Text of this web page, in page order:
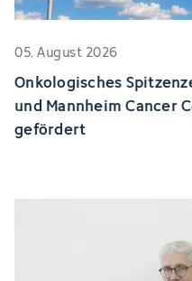
05. August 2026
Onkologisches
und Mannheim Cancer
gefördert